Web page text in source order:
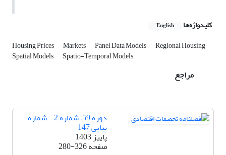
کلیدواژه‌ها English
Housing Prices Markets Panel Data Models Regional Housing
Spatial Models Spatio-Temporal Models
مراجع
دوره 59، شماره 2 - شماره
پیاپی 147
پاییز 1403
صفحه280-326